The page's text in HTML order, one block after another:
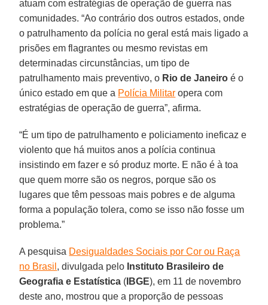
atuam com estratégias de operação de guerra nas
comunidades. “Ao contrário dos outros estados, onde
o patrulhamento da polícia no geral está mais ligado a
prisões em flagrantes ou mesmo revistas em
determinadas circunstâncias, um tipo de
patrulhamento mais preventivo, o Rio de Janeiro é o
único estado em que a Polícia Militar opera com
estratégias de operação de guerra”, afirma.
“É um tipo de patrulhamento e policiamento ineficaz e
violento que há muitos anos a polícia continua
insistindo em fazer e só produz morte. E não é à toa
que quem morre são os negros, porque são os
lugares que têm pessoas mais pobres e de alguma
forma a população tolera, como se isso não fosse um
problema.”
A pesquisa Desigualdades Sociais por Cor ou Raça
no Brasil , divulgada pelo Instituto Brasileiro de
Geografia e Estatística ( IBGE), em 11 de novembro
deste ano, mostrou que a proporção de pessoas